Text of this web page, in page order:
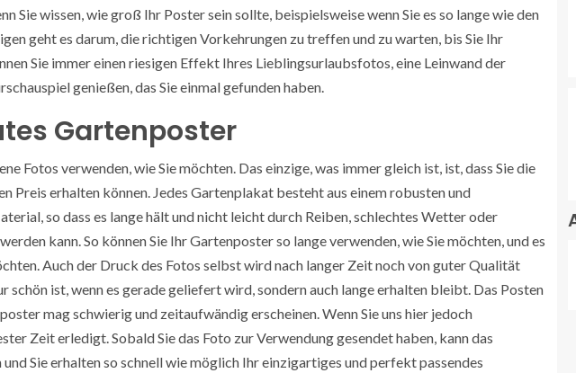
Sie wissen, wie groß Ihr Poster sein sollte, beispielsweise wenn Sie es so lange wie den
geht es darum, die richtigen Vorkehrungen zu treffen und zu warten, bis Sie Ihr
Sie immer einen riesigen Effekt Ihres Lieblingsurlaubsfotos, eine Leinwand der
genießen, das Sie einmal gefunden haben.
Gartenposter
Fotos verwenden, wie Sie möchten. Das einzige, was immer gleich ist, ist, dass Sie die
Preis erhalten können. Jedes Gartenplakat besteht aus einem robusten und
so dass es lange hält und nicht leicht durch Reiben, schlechtes Wetter oder
kann. So können Sie Ihr Gartenposter so lange verwenden, wie Sie möchten, und es
Auch der Druck des Fotos selbst wird nach langer Zeit noch von guter Qualität
schön ist, wenn es gerade geliefert wird, sondern auch lange erhalten bleibt. Das Posten
mag schwierig und zeitaufwändig erscheinen. Wenn Sie uns hier jedoch
Zeit erledigt. Sobald Sie das Foto zur Verwendung gesendet haben, kann das
Sie erhalten so schnell wie möglich Ihr einzigartiges und perfekt passendes